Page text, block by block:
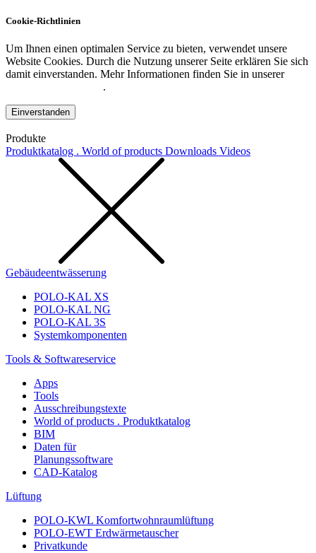
Cookie-Richtlinien
Um Ihnen einen optimalen Service zu bieten, verwendet unsere
Website Cookies. Durch die Nutzung unserer Seite erklären Sie sich
damit einverstanden. Mehr Informationen finden Sie in unserer
.
Einverstanden
Produkte
Produktkatalog . World of products Downloads Videos
Gebäudeentwässerung
POLO-KAL XS
POLO-KAL NG
POLO-KAL 3S
Systemkomponenten
Tools & Softwareservice
Apps
Tools
Ausschreibungstexte
World of products . Produktkatalog
BIM
Daten für
Planungssoftware
CAD-Katalog
Lüftung
POLO-KWL Komfortwohnraumlüftung
POLO-EWT Erdwärmetauscher
Privatkunde